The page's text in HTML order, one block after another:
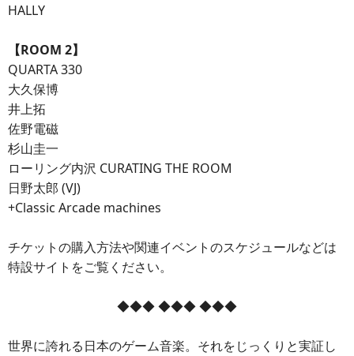
HALLY
【ROOM 2】
QUARTA 330
大久保博
井上拓
佐野電磁
杉山圭一
ローリング内沢 CURATING THE ROOM
日野太郎 (VJ)
+Classic Arcade machines
チケットの購入方法や関連イベントのスケジュールなどは
特設サイトをご覧ください。
◆◆◆ ◆◆◆ ◆◆◆
世界に誇れる日本のゲーム音楽。それをじっくりと実証し